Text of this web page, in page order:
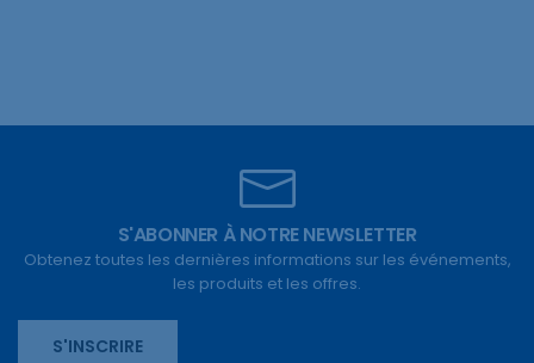
S'ABONNER À NOTRE NEWSLETTER
Obtenez toutes les dernières informations sur les événements,
les produits et les offres.
S'INSCRIRE